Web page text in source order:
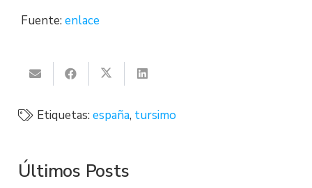
Fuente: enlace
Etiquetas:españa, tursimo
Últimos Posts